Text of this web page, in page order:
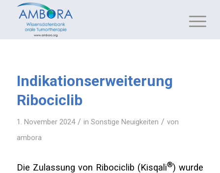
Indikationserweiterung
Ribociclib
1. November 2024 / in Sonstige Neuigkeiten / von
ambora
Die Zulassung von Ribociclib (Kisqali®) wurde